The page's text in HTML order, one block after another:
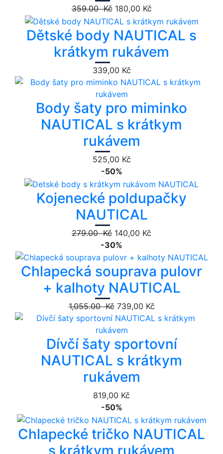
359.00 Kč 180,00 Kč
Dětské body NAUTICAL s
krátkym rukávem
339,00 Kč
Body šaty pro miminko
NAUTICAL s krátkym
rukávem
525,00 Kč
-50%
Kojenecké poldupačky
NAUTICAL
279.00 Kč 140,00 Kč
-30%
Chlapecká souprava pulovr
+ kalhoty NAUTICAL
1,055.00 Kč 739,00 Kč
Dívčí šaty sportovní
NAUTICAL s krátkym
rukávem
819,00 Kč
-50%
Chlapecké tričko NAUTICAL
s krátkym rukávem